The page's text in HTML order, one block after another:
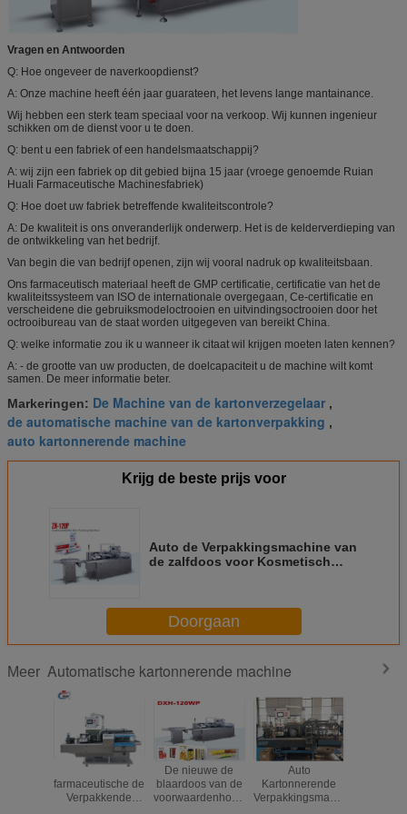
Vragen en Antwoorden
Q: Hoe ongeveer de naverkoopdienst?
A: Onze machine heeft één jaar guarateen, het levens lange mantainance.
Wij hebben een sterk team speciaal voor na verkoop. Wij kunnen ingenieur
schikken om de dienst voor u te doen.
Q: bent u een fabriek of een handelsmaatschappij?
A: wij zijn een fabriek op dit gebied bijna 15 jaar (vroege genoemde Ruian
Huali Farmaceutische Machinesfabriek)
Q: Hoe doet uw fabriek betreffende kwaliteitscontrole?
A: De kwaliteit is ons onveranderlijk onderwerp. Het is de kelderverdieping van
de ontwikkeling van het bedrijf.
Van begin die van bedrijf openen, zijn wij vooral nadruk op kwaliteitsbaan.
Ons farmaceutisch materiaal heeft de GMP certificatie, certificatie van het de
kwaliteitssysteem van ISO de internationale overgegaan, Ce-certificatie en
verscheidene die gebruiksmodeloctrooien en uitvindingsoctrooien door het
octrooibureau van de staat worden uitgegeven van bereikt China.
Q: welke informatie zou ik u wanneer ik citaat wil krijgen moeten laten kennen?
A: - de grootte van uw producten, de doelcapaciteit u de machine wilt komt
samen. De meer informatie beter.
Markeringen: De Machine van de kartonverzegelaar ,
de automatische machine van de kartonverpakking ,
auto kartonnerende machine
Krijg de beste prijs voor
Auto de Verpakkingsmachine van
de zalfdoos voor Kosmetisch
Doorgaan
Meer Automatische kartonnerende machine
farmaceutische de
Verpakkende
De nieuwe de
blaardoos van de
voorwaardenhoge
Auto
Kartonnerende
Verpakkingsmachine